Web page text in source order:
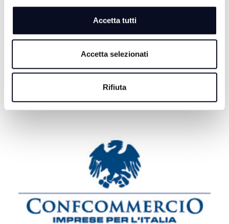
Accetta tutti
Accetta selezionati
Rifiuta
CALCIO: Serie D, il Tropical Coriano sarà ancora nel
6 AGOSTO 2026
CALCIO: Se n'è andato Pippo Marchioro, l'allenatore